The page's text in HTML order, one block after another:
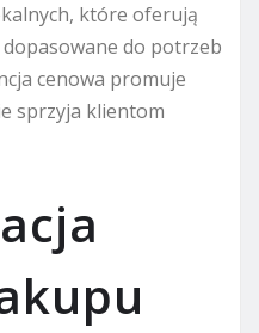
które oferują
do potrzeb
cenowa promuje
sprzyja klientom